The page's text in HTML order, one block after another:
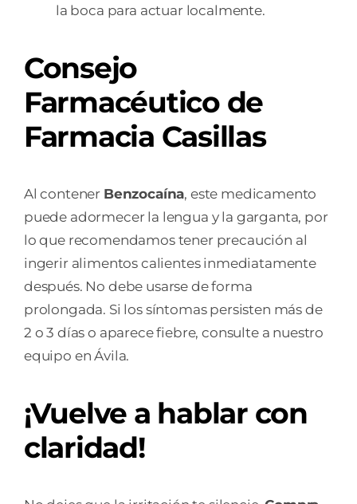
la boca para actuar localmente.
Consejo
Farmacéutico de
Farmacia Casillas
Al contener Benzocaína, este medicamento
puede adormecer la lengua y la garganta, por
lo que recomendamos tener precaución al
ingerir alimentos calientes inmediatamente
después. No debe usarse de forma
prolongada. Si los síntomas persisten más de
2 o 3 días o aparece fiebre, consulte a nuestro
equipo en Ávila.
¡Vuelve a hablar con
claridad!